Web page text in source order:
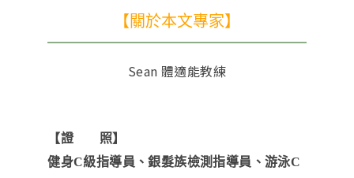
【關於本文專家】
Sean 體適能教練
【證 照】
健身C級指導員、銀髮族檢測指導員、游泳C